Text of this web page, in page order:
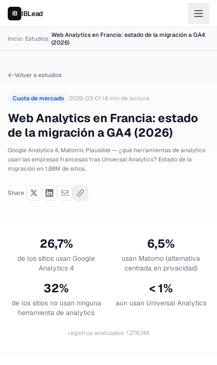
IBLead
Inicio/Estudios/Web Analytics en Francia: estado de la migración a GA4
(2026)
Volver a estudios
Cuota de mercado 2026-03-01·14 min de lectura
Web Analytics en Francia: estado
de la migración a GA4 (2026)
Google Analytics 4, Matomo, Plausible — ¿qué herramientas de analytics
usan las empresas francesas tras Universal Analytics? Estado de la
migración en 1,88M de sitios.
Share
26,7%
de los sitios usan Google
Analytics 4
6,5%
usan Matomo (alternativa
centrada en privacidad)
32%
de los sitios no usan ninguna
herramienta de analytics
< 1%
aún usan Universal Analytics
registros analizados: 1,276,749